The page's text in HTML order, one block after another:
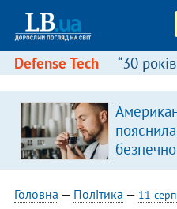
Defense Tech “30
Головна — Політика — 11